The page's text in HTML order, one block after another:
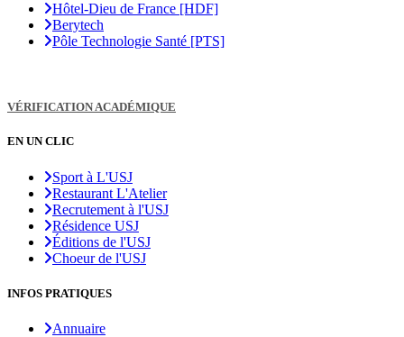
Hôtel-Dieu de France [HDF]
Berytech
Pôle Technologie Santé [PTS]
VÉRIFICATION ACADÉMIQUE
EN UN CLIC
Sport à L'USJ
Restaurant L'Atelier
Recrutement à l'USJ
Résidence USJ
Éditions de l'USJ
Choeur de l'USJ
INFOS PRATIQUES
Annuaire